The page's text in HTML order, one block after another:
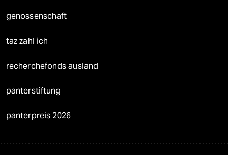
genossenschaft
taz zahl ich
recherchefonds ausland
panterstiftung
panterpreis 2026